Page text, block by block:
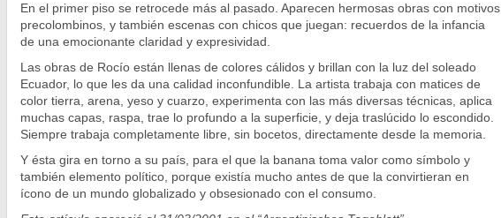
En el primer piso se retrocede más al pasado. Aparecen hermosas obras con motivos
precolombinos, y también escenas con chicos que juegan: recuerdos de la infancia
de una emocionante claridad y expresividad.
Las obras de Rocío están llenas de colores cálidos y brillan con la luz del soleado
Ecuador, lo que les da una calidad inconfundible. La artista trabaja con matices de
color tierra, arena, yeso y cuarzo, experimenta con las más diversas técnicas, aplica
muchas capas, raspa, trae lo profundo a la superficie, y deja traslúcido lo escondido.
Siempre trabaja completamente libre, sin bocetos, directamente desde la memoria.
Y ésta gira en torno a su país, para el que la banana toma valor como símbolo y
también elemento político, porque existía mucho antes de que la convirtieran en
ícono de un mundo globalizado y obsesionado con el consumo.